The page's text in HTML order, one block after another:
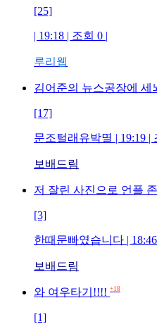
[25]
| 19:18 | 조회 0 |
루리웹
김어준의 뉴스공장에 세
[17]
문조털래유박멸 | 19:19 |
보배드림
저 잘린 사진으로 언플
[3]
한때문빠였습니다 |
보배드림
와 여우타기!!!! +18
[1]